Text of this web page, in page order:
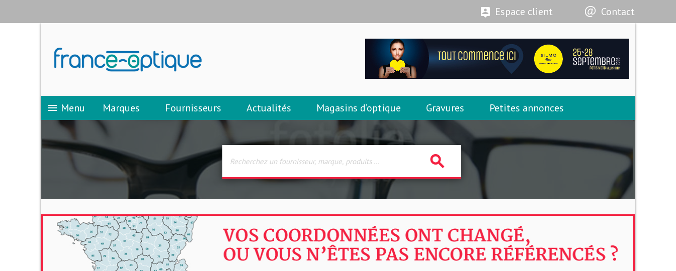
Espace client Contact
menu Menu Marques Fournisseurs Actualités Magasins d’optique Gravures Petites annonces
search